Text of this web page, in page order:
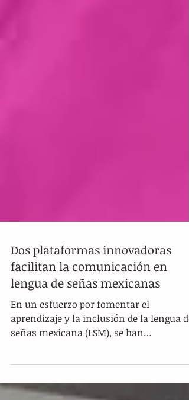
Dos plataformas innovadoras
facilitan la comunicación en
lengua de señas mexicanas
En un esfuerzo por fomentar el
aprendizaje y la inclusión de la lengua de
desarrollado dos plataformas...